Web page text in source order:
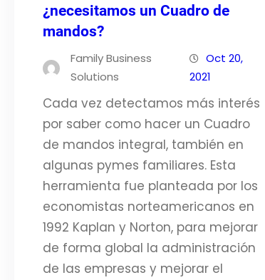
¿necesitamos un Cuadro de
mandos?
Family Business
Solutions
Oct 20,
2021
Cada vez detectamos más interés
por saber como hacer un Cuadro
de mandos integral, también en
algunas pymes familiares. Esta
herramienta fue planteada por los
economistas norteamericanos en
1992 Kaplan y Norton, para mejorar
de forma global la administración
de las empresas y mejorar el